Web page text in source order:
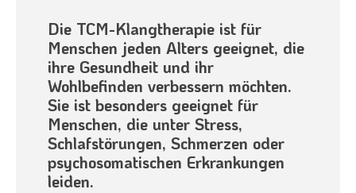
Die TCM-Klangtherapie ist für
Menschen jeden Alters geeignet, die
ihre Gesundheit und ihr
Wohlbefinden verbessern möchten.
Sie ist besonders geeignet für
Menschen, die unter Stress,
Schlafstörungen, Schmerzen oder
psychosomatischen Erkrankungen
leiden.